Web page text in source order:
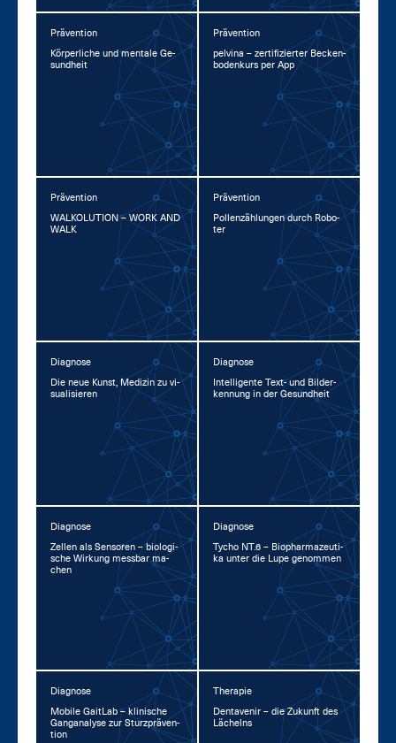
Prävention
Kör­per­li­che und men­ta­le Ge­
sund­heit
Prävention
pel­vina – zer­ti­fi­zier­ter Be­cken­
bo­den­kurs per App
Prävention
WAL­KO­LU­TI­ON – WORK AND
WALK
Prävention
Pol­len­zäh­lun­gen durch Ro­bo­
ter
Diagnose
Die neue Kunst, Me­di­zin zu vi­
sua­li­sie­ren
Diagnose
In­tel­li­gen­te Text- und Bil­der­
ken­nung in der Ge­sund­heit
Diagnose
Zel­len als Sen­so­ren – bio­lo­gi­
sche Wir­kung mess­bar ma­
chen
Diagnose
Ty­cho NT.6 – Bio­phar­ma­zeu­ti­
ka un­ter die Lu­pe ge­nom­men
Diagnose
Mo­bi­le GaitLab – kli­ni­sche
Gan­gana­ly­se zur Sturz­prä­ven­
ti­on
Therapie
Den­ta­ve­nir – die Zu­kunft des
Lä­chelns